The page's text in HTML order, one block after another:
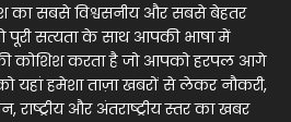
का सबसे विश्वसनीय और सबसे बेहतर
पूरी सत्यता के साथ आपकी भाषा में
कोशिश करता है जो आपको हरपल आगे
हमेशा ताज़ा खबरों से लेकर नौकरी,
राष्ट्रीय और अंतराष्ट्रीय स्तर का खबर